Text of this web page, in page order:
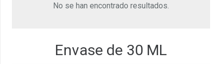
No se han encontrado resultados.
Envase de 30 ML